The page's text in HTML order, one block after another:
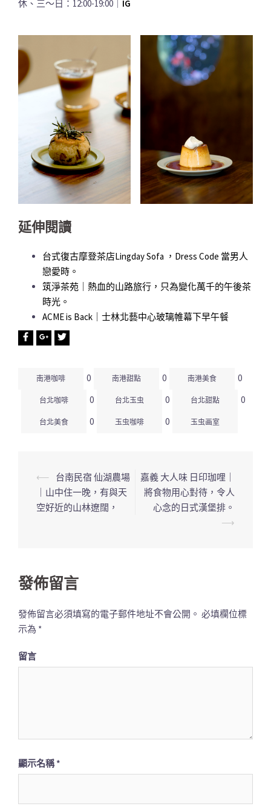
休、三～日：12:00-19:00｜ IG
延伸閱讀
台式復古摩登茶店Lingday Sofa ，Dress Code 當男人
戀愛時。
筑淨茶苑｜熱血的山路旅行，只為變化萬千的午後茶
時光。
ACME is Back｜士林北藝中心玻璃帷幕下早午餐
南港咖啡 0 南港甜點 0 南港美食 0
台北咖啡 0 台北玉虫 0 台北甜點 0
台北美食 0 玉虫咖啡 0 玉虫画室
文
章
⟵
台南民宿 仙湖農場
｜山中住一晚，有與天
空好近的山林遼闊，
嘉義 大人味 日印珈哩｜
將食物用心對待，令人
心念的日式漢堡排。
⟶
發佈留言
發佈留言必須填寫的電子郵件地址不會公開。 必填欄位標
示為 *
留言
顯示名稱*